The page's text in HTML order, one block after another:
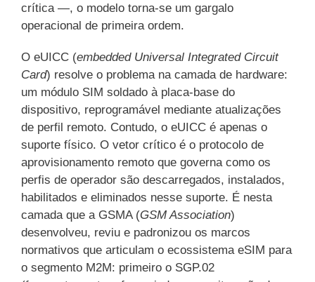
crítica —, o modelo torna-se um gargalo
operacional de primeira ordem.
O eUICC (embedded Universal Integrated Circuit
Card) resolve o problema na camada de hardware:
um módulo SIM soldado à placa-base do
dispositivo, reprogramável mediante atualizações
de perfil remoto. Contudo, o eUICC é apenas o
suporte físico. O vetor crítico é o protocolo de
aprovisionamento remoto que governa como os
perfis de operador são descarregados, instalados,
habilitados e eliminados nesse suporte. É nesta
camada que a GSMA (GSM Association)
desenvolveu, reviu e padronizou os marcos
normativos que articulam o ecossistema eSIM para
o segmento M2M: primeiro o SGP.02